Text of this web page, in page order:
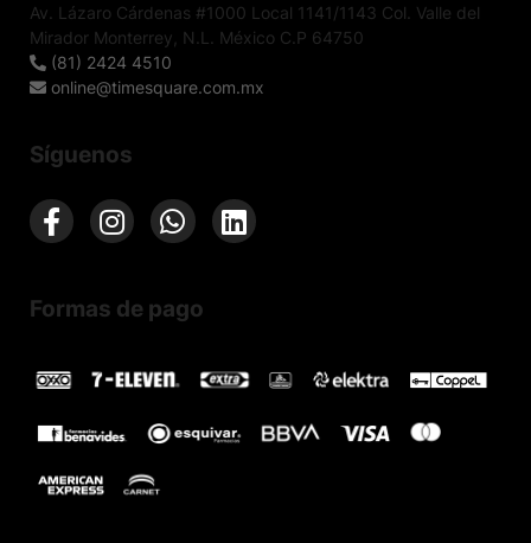
Av. Lázaro Cárdenas #1000 Local 1141/1143 Col. Valle del
Mirador Monterrey, N.L. México C.P 64750
(81) 2424 4510
online@timesquare.com.mx
Síguenos
Formas de pago